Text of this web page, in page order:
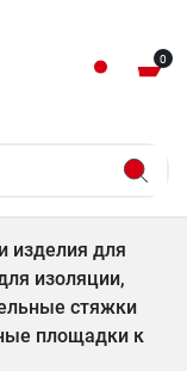
0
изделия для
изоляции,
стяжки
площадки к